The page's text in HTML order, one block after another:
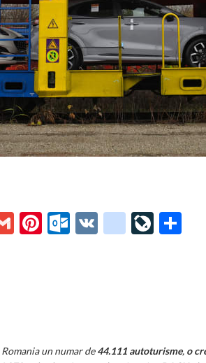
G
Pi O
m
V
g
o
Li
un numar de44.111 autoturisme, o